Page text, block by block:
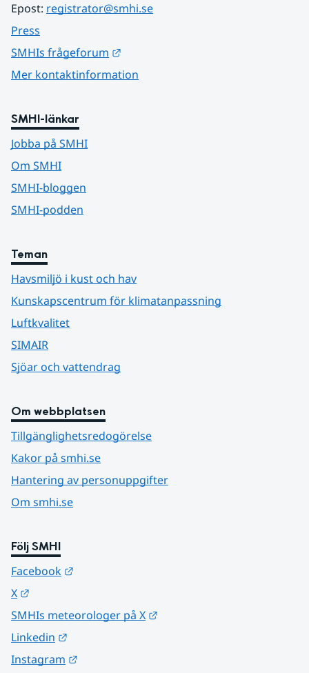
Epost: registrator@smhi.se
Press
SMHIs frågeforum
Mer kontaktinformation
SMHI-länkar
Jobba på SMHI
Om SMHI
SMHI-bloggen
SMHI-podden
Teman
Havsmiljö i kust och hav
Kunskapscentrum för klimatanpassning
Luftkvalitet
SIMAIR
Sjöar och vattendrag
Om webbplatsen
Tillgänglighetsredogörelse
Kakor på smhi.se
Hantering av personuppgifter
Om smhi.se
Följ SMHI
Facebook
X
SMHIs meteorologer på X
Linkedin
Instagram